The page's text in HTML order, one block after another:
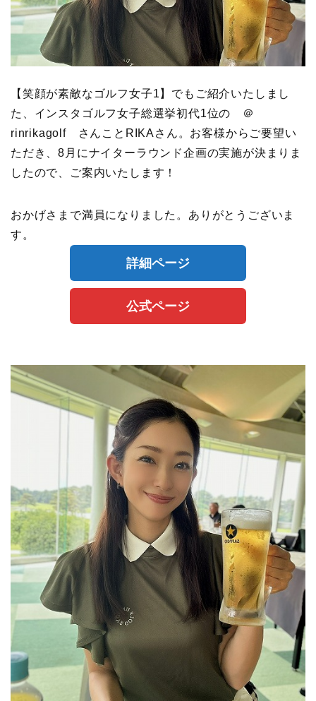
【笑顔が素敵なゴルフ女子1】でもご紹介いたしまし
た、インスタゴルフ女子総選挙初代1位の ＠
rinrikagolf さんことRIKAさん。お客様からご要望い
ただき、8月にナイターラウンド企画の実施が決まりま
したので、ご案内いたします！
おかげさまで満員になりました。ありがとうございま
す。
詳細ページ
公式ページ